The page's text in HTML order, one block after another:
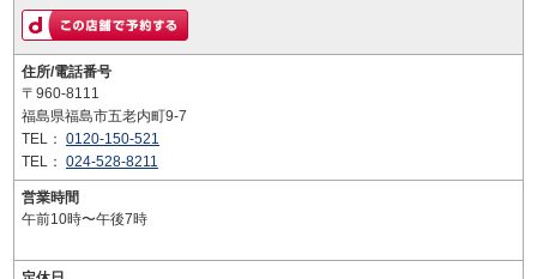
住所/電話番号
〒960-8111
福島県福島市五老内町9-7
TEL： 0120-150-521
TEL： 024-528-8211
営業時間
午前10時〜午後7時